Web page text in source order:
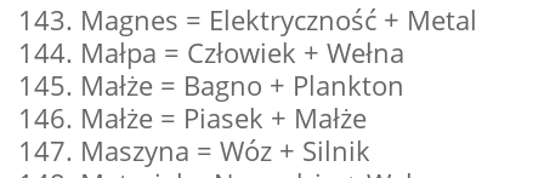
143. Magnes = Elektryczność + Metal
144. Małpa = Człowiek + Wełna
145. Małże = Bagno + Plankton
146. Małże = Piasek + Małże
147. Maszyna = Wóz + Silnik